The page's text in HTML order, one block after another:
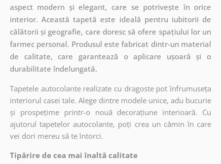
aspect modern și elegant, care se potrivește în orice
interior. Această tapetă este ideală pentru iubitorii de
călătorii și geografie, care doresc să ofere spațiului lor un
farmec personal. Produsul este fabricat dintr-un material
de calitate, care garantează o aplicare ușoară și o
durabilitate îndelungată.
Tapetele autocolante realizate cu dragoste pot înfrumuseța
interiorul casei tale. Alege dintre modele unice, adu bucurie
și prospețime printr-o nouă decorațiune interioară. Cu
ajutorul tapetelor autocolante, poți crea un cămin în care
vei dori mereu să te întorci.
Tipărire de cea mai înaltă calitate